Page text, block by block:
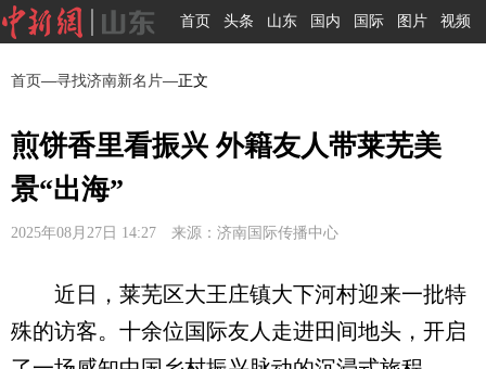
首页 头条 山东 国内 国际 图片 视频
首页—寻找济南新名片—正文
煎饼香里看振兴 外籍友人带莱芜美
景“出海”
2025年08月27日 14:27 来源：济南国际传播中心
近日，莱芜区大王庄镇大下河村迎来一批特
殊的访客。十余位国际友人走进田间地头，开启